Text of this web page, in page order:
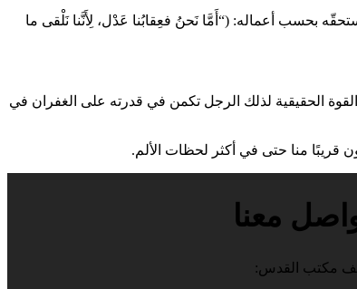
بحسب أعماله: (“أَمَّا نَحنُ فعِقابُنا عَدْل، لِأَنَّنا نَلْقى ما
الحقيقية لذلك الرجل تكمن في قدرته على الغفران في
منا حتى في أكثر لحظات الألم.
معنا
مكتب القدس: